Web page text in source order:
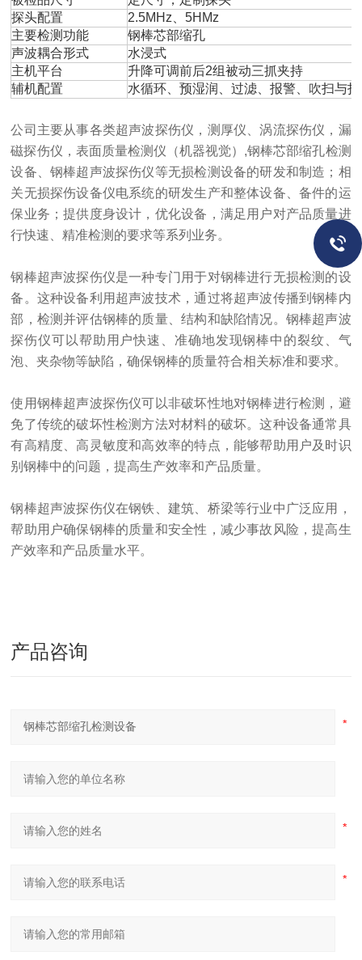
探头配置
2.5MHz、5HMz
主要检测功能
钢棒芯部缩孔
声波耦合形式
水浸式
主机平台
升降可调前后2组被动三抓夹持
辅机配置
水循环、预湿润、过滤、报警、吹扫与
公司主要从事各类超声波探伤仪，测厚仪、涡流探伤仪，漏
磁探伤仪，表面质量检测仪（机器视觉）,钢棒芯部缩孔检测
设备、钢棒超声波探伤仪等无损检测设备的研发和制造；相
关无损探伤设备仪电系统的研发生产和整体设备、备件的运
保业务；提供度身设计，优化设备，满足用户对产品质量进
行快速、精准检测的要求等系列业务。
钢棒超声波探伤仪是一种专门用于对钢棒进行无损检测的设
备。这种设备利用超声波技术，通过将超声波传播到钢棒内
部，检测并评估钢棒的质量、结构和缺陷情况。钢棒超声波
探伤仪可以帮助用户快速、准确地发现钢棒中的裂纹、气
泡、夹杂物等缺陷，确保钢棒的质量符合相关标准和要求。
使用钢棒超声波探伤仪可以非破坏性地对钢棒进行检测，避
免了传统的破坏性检测方法对材料的破坏。这种设备通常具
有高精度、高灵敏度和高效率的特点，能够帮助用户及时识
别钢棒中的问题，提高生产效率和产品质量。
钢棒超声波探伤仪在钢铁、建筑、桥梁等行业中广泛应用，
帮助用户确保钢棒的质量和安全性，减少事故风险，提高生
产效率和产品质量水平。
产品咨询